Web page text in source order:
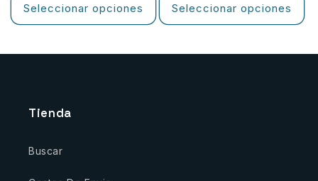
Seleccionar opciones Seleccionar opciones
Tienda
Buscar